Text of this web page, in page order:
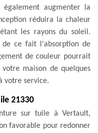
augmenter la
réduira la chaleur
les rayons du soleil.
ce fait l'absorption de
de couleur pourrait
maison de quelques
votre service.
21330
sur tuile à Vertault,
favorable pour redonner